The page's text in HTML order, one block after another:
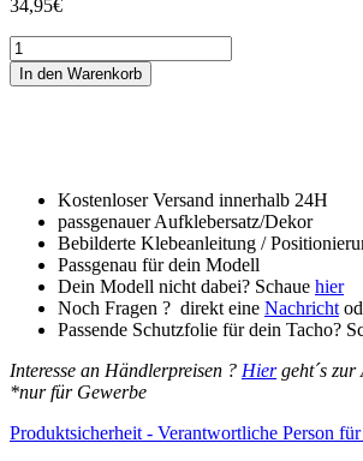
34,95€
Tankschutzfolie
Tankpad
passend
2021)
Menge
In den Warenkorb
Kostenloser Versand innerhalb 24H
passgenauer Aufklebersatz/Dekor
Bebilderte Klebeanleitung /
Passgenau für dein Modell
Dein Modell nicht dabei? Schaue hier
Noch Fragen ? direkt eine Nachricht
Passende Schutzfolie für dein Tacho?
Interesse an Händlerpreisen ? Hiergeht´s zur
*nur für Gewerbe
Produktsicherheit - Verantwortliche Person